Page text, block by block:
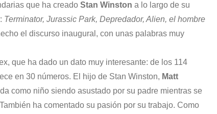
que ha creado Stan Winston a lo largo de su
Terminator, Jurassic Park, Depredador, Alien, el hombre
el discurso inaugural, con unas palabras muy
que ha dado un dato muy interesante: de los 114
en 30 números. El hijo de Stan Winston, Matt
como niño siendo asustado por su padre mientras se
ha comentado su pasión por su trabajo. Como